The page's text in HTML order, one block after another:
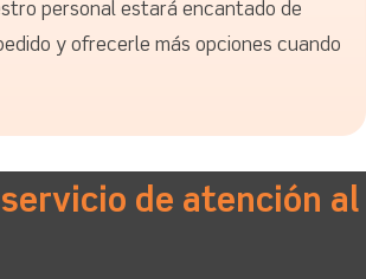
personal estará encantado de
y ofrecerle más opciones cuando
de atención al